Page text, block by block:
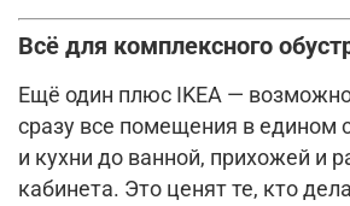
Всё для комплексного
Ещё один плюс IKEA —
сразу все помещения в едином
и кухни до ванной, прихожей и
кабинета. Это ценят те, кто